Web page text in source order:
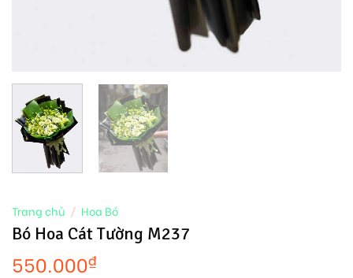
Trang chủ / Hoa Bó
Bó Hoa Cát Tường M237
550.000₫